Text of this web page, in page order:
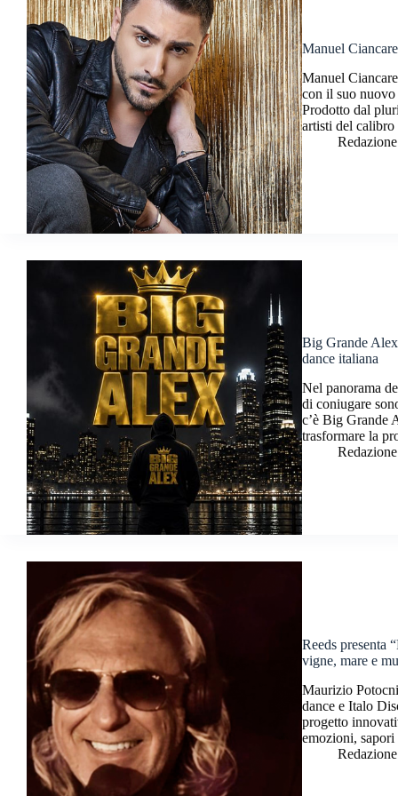
Manuel
Manuel
con il suo
Prodotto dal
artisti del
Redazione
Big Grande
dance italiana
Nel panorama
di coniugare
c’è Big Grande
trasformare la
Redazione
Reeds presenta
vigne, mare e
Maurizio
dance e Italo
progetto
emozioni,
Redazione